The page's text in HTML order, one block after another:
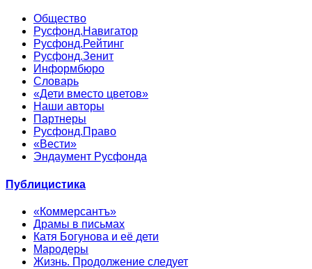
Общество
Русфонд.Навигатор
Русфонд.Рейтинг
Русфонд.Зенит
Информбюро
Словарь
«Дети вместо цветов»
Наши авторы
Партнеры
Русфонд.Право
«Вести»
Эндаумент Русфонда
Публицистика
«Коммерсантъ»
Драмы в письмах
Катя Богунова и её дети
Мародеры
Жизнь. Продолжение следует